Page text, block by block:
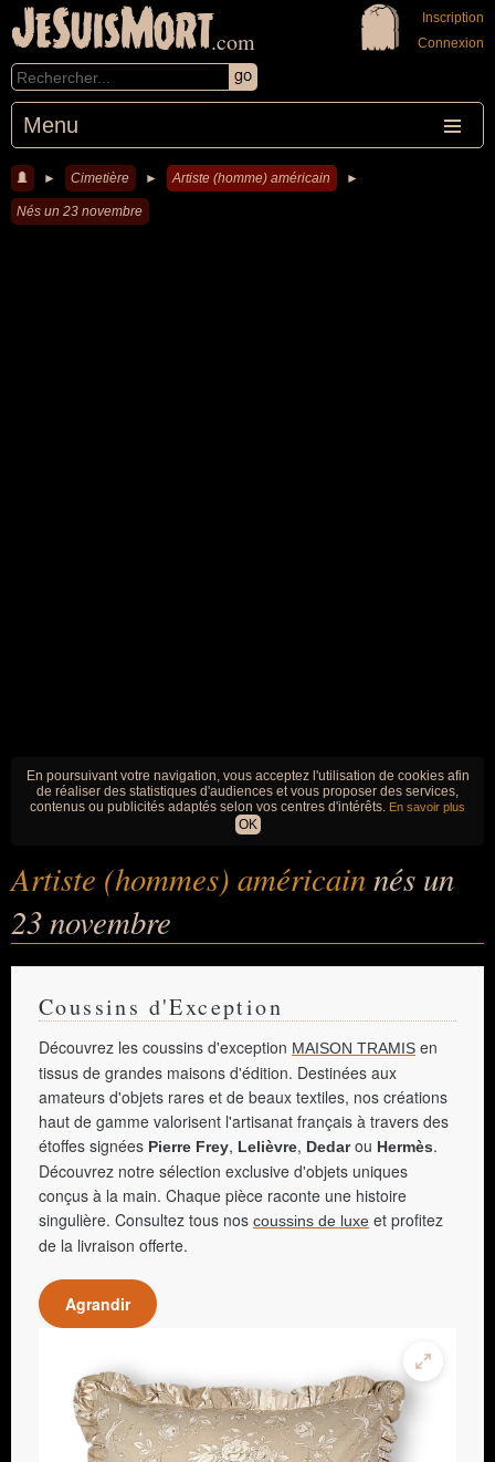
JeSuisMort.com
Menu
Inscription
Connexion
► Cimetière ► Artiste (homme) américain ►
Nés un 23 novembre
En poursuivant votre navigation, vous acceptez l'utilisation de cookies afin
de réaliser des statistiques d'audiences et vous proposer des services,
contenus ou publicités adaptés selon vos centres d'intérêts. En savoir plus
OK
Artiste (hommes) américainnés un
23 novembre
Coussins d'Exception
Découvrez les coussins d'exception MAISON TRAMIS en
tissus de grandes maisons d'édition. Destinées aux
amateurs d'objets rares et de beaux textiles, nos créations
haut de gamme valorisent l'artisanat français à travers des
étoffes signées Pierre Frey, Lelièvre, Dedarou Hermès.
Découvrez notre sélection exclusive d'objets uniques
conçus à la main. Chaque pièce raconte une histoire
singulière. Consultez tous nos coussins de luxe et profitez
de la livraison offerte.
Agrandir